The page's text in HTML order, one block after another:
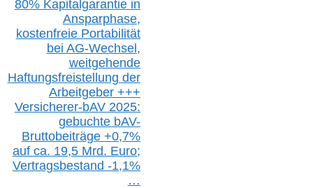
80% Kapitalgarantie in
Ansparphase,
kostenfreie Portabilität
bei AG-Wechsel,
weitgehende
Haftungsfreistellung der
Arbeitgeber +++
Versicherer-bAV2025:
gebuchte bAV-
Bruttobeiträge +0,7%
auf ca. 19,5 Mrd. Euro;
Vertragsbestand -1,1%
…